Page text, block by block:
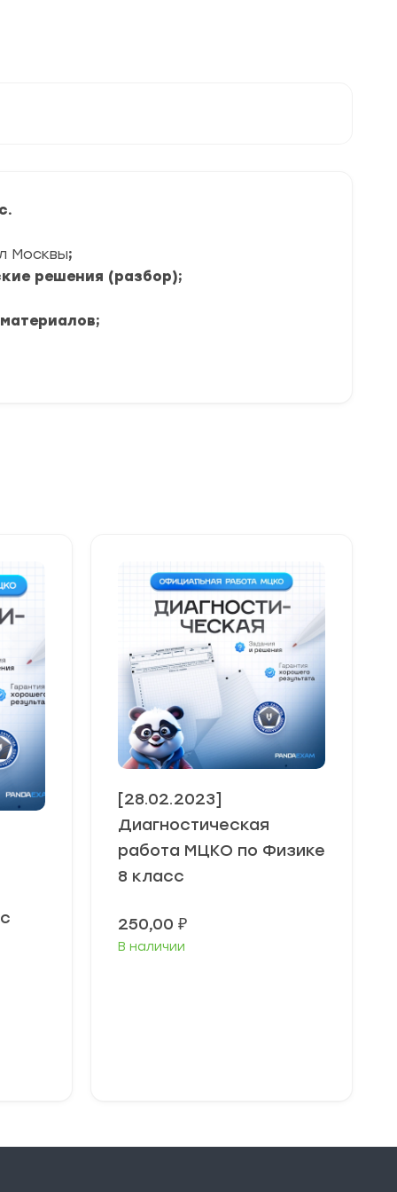
Москвы;
решения (разбор);
[28.02.2023]
Диагностическая
работа МЦКО по Физике
8 класс
250,00 ₽
В наличии